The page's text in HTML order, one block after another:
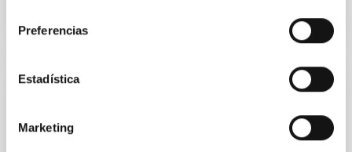
Preferencias
Estadística
Marketing
La lenta expansión de los halos de materia